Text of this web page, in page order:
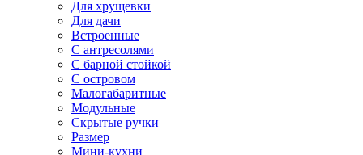
Для хрущевки
Для дачи
Встроенные
С антресолями
С барной стойкой
С островом
Малогабаритные
Модульные
Скрытые ручки
Размер
Мини-кухни